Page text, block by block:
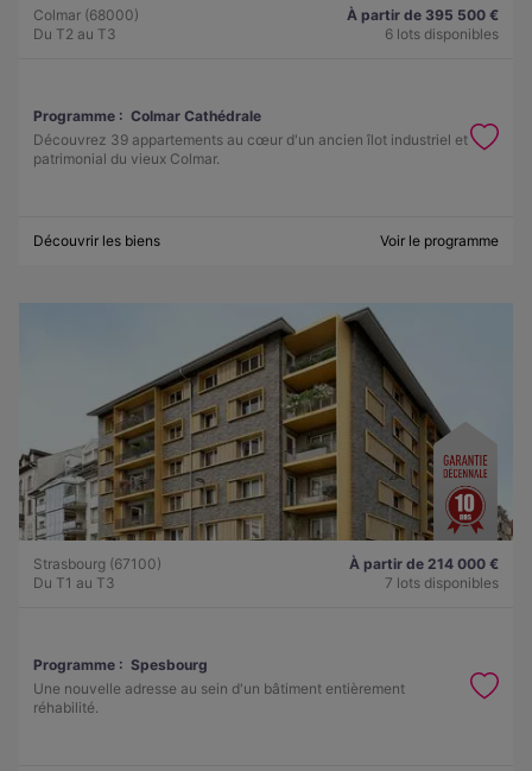
Colmar (68000)
Du T2 au T3
À partir de 395 500 €
6 lots disponibles
Programme : Colmar Cathédrale
Découvrez 39 appartements au cœur d'un ancien îlot industriel et
patrimonial du vieux Colmar.
Découvrir les biens Voir le programme
Strasbourg (67100)
Du T1 au T3
À partir de 214 000 €
7 lots disponibles
Programme : Spesbourg
Une nouvelle adresse au sein d'un bâtiment entièrement
réhabilité.